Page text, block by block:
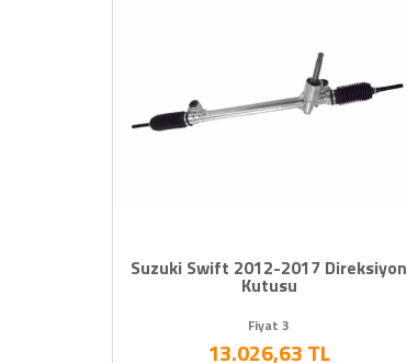
Suzuki Swift 2012-2017 Direksiyon
Kutusu
Fiyat 3
13.026,63 TL